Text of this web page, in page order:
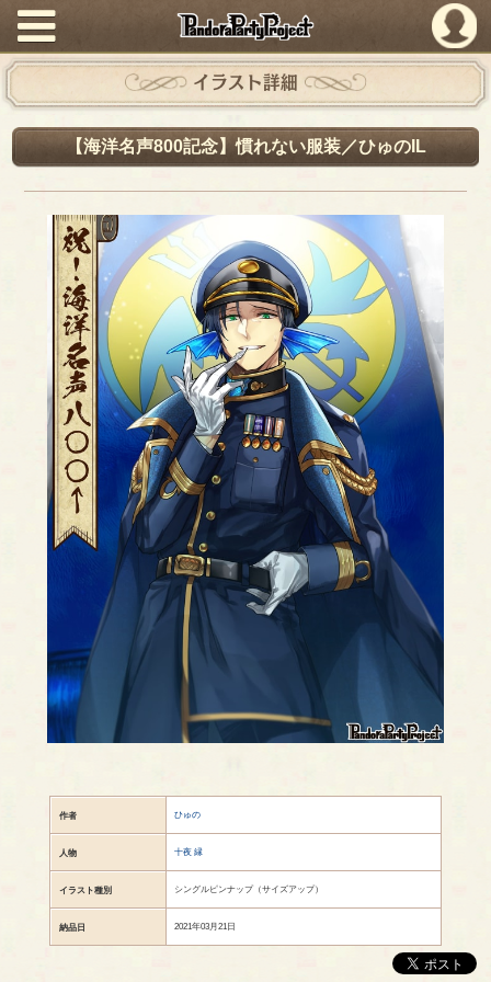
PandoraPartyProject
イラスト詳細
【海洋名声800記念】慣れない服装／ひゅのIL
作者 ひゅの
人物 十夜 縁
イラスト種別 シングルピンナップ（サイズアップ）
納品日 2021年03月21日